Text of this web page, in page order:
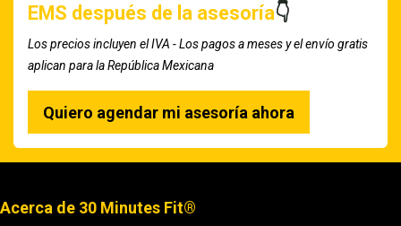
EMS después de la asesoría👇
Los precios incluyen el IVA - Los pagos a meses y el envío gratis
aplican para la República Mexicana
Quiero agendar mi asesoría ahora
Acerca de 30 Minutes Fit®